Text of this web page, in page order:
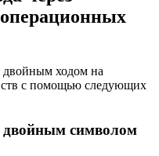
двойным ходом на
с помощью следующих
двойным символом